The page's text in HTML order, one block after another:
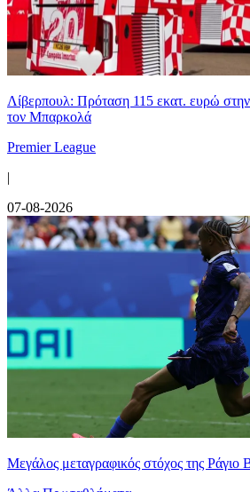
Λίβερπουλ: Πρόταση 115 εκατ. ευρώ
τον Μπαρκολά
Premier League
|
07-08-2026
Μεγάλος μεταγραφικός στόχος της Ράγιο